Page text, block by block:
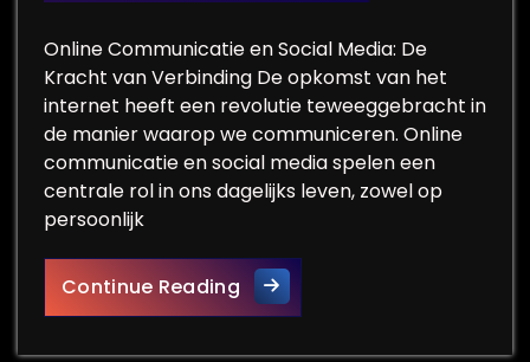
Online Communicatie en Social Media: De
Kracht van Verbinding De opkomst van het
internet heeft een revolutie teweeggebracht in
de manier waarop we communiceren. Online
communicatie en social media spelen een
centrale rol in ons dagelijks leven, zowel op
persoonlijk
Continue ReadingDe Impact van Online